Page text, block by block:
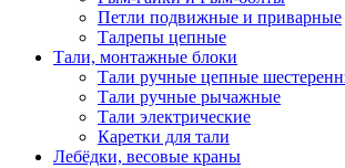
Петли подвижные и приварные
Талрепы цепные
Тали, монтажные блоки
Тали ручные цепные
Тали ручные рычажные
Тали электрические
Каретки для тали
Лебёдки, весовые краны